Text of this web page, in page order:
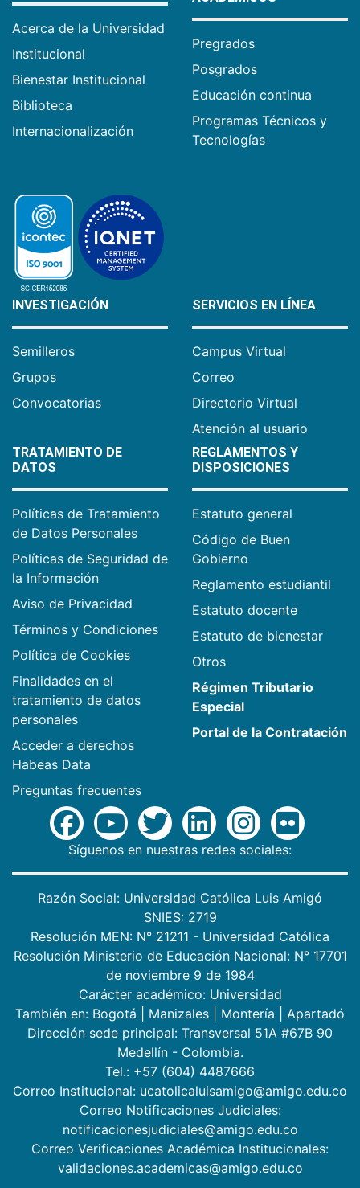
Acerca de la Universidad
Institucional
Bienestar Institucional
Biblioteca
Internacionalización
Pregrados
Posgrados
Educación continua
Programas Técnicos y
Tecnologías
INVESTIGACIÓN
Semilleros
Grupos
Convocatorias
SERVICIOS EN LÍNEA
Campus Virtual
Correo
Directorio Virtual
Atención al usuario
TRATAMIENTO DE
DATOS
Políticas de Tratamiento
de Datos Personales
Políticas de Seguridad de
la Información
Aviso de Privacidad
Términos y Condiciones
Política de Cookies
Finalidades en el
tratamiento de datos
personales
Acceder a derechos
Habeas Data
Preguntas frecuentes
REGLAMENTOS Y
DISPOSICIONES
Estatuto general
Código de Buen
Gobierno
Reglamento estudiantil
Estatuto docente
Estatuto de bienestar
Otros
Régimen Tributario
Especial
Portal de la Contratación
Síguenos en nuestras redes sociales:
Razón Social: Universidad Católica Luis Amigó
SNIES: 2719
Resolución MEN: N° 21211 - Universidad Católica
Resolución Ministerio de Educación Nacional: N° 17701
de noviembre 9 de 1984
Carácter académico: Universidad
También en: Bogotá Manizales Montería
Apartadó
Dirección sede principal: Transversal 51A #67B 90
Medellín - Colombia.
Tel.: +57 (604) 4487666
Correo Institucional: ucatolicaluisamigo@amigo.edu.co
Correo Notificaciones Judiciales:
notificacionesjudiciales@amigo.edu.co
Correo Verificaciones Académica Institucionales:
validaciones.academicas@amigo.edu.co